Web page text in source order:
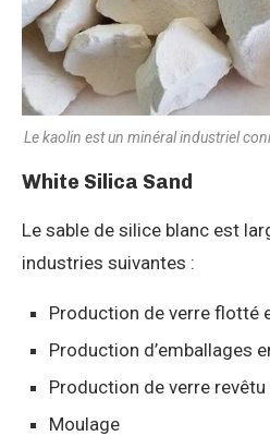
Le kaolin est un minéral industriel
White Silica Sand
Le sable de silice blanc est
industries suivantes :
Production de verre flotté
Production d’emballages
Production de verre
Moulage